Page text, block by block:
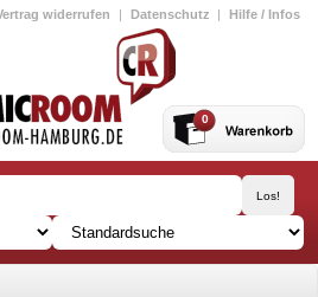
widerrufen | Datenschutz | Hilfe / Infos
0